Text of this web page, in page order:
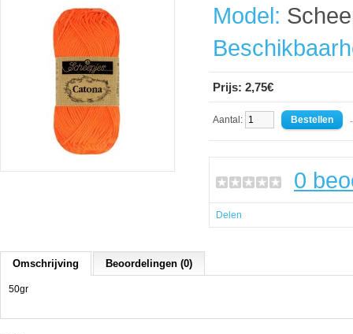
Model:
Prijs: 2,75€
Aantal:
0
Delen
Omschrijving Beoordelingen (0)
50gr